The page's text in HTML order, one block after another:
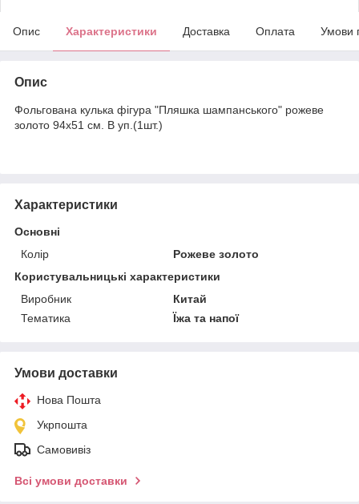
Опис Характеристики Доставка Оплата Умови
Опис
Фольгована кулька фігура "Пляшка шампанського" рожеве
золото 94х51 см. В уп.(1шт.)
Характеристики
Основні
Колір
Рожеве золото
Користувальницькі характеристики
Виробник
Китай
Тематика
Їжа та напої
Умови доставки
Нова Пошта
Укрпошта
Самовивіз
Всі умови доставки